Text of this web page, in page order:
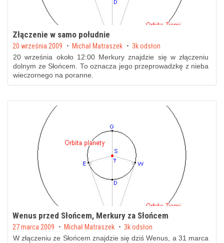
Złączenie w samo południe
Posted on
20 września 2009 byMichał Matraszek 3k odsłon
20 września około 12:00 Merkury znajdzie się w złączeniu
dolnym ze Słońcem. To oznacza jego przeprowadzkę z nieba
wieczornego na poranne.
Wenus przed Słońcem, Merkury za Słońcem
Posted on
27 marca 2009 by Michał Matraszek 3k odsłon
W złączeniu ze Słońcem znajdzie się dziś Wenus, a 31 marca